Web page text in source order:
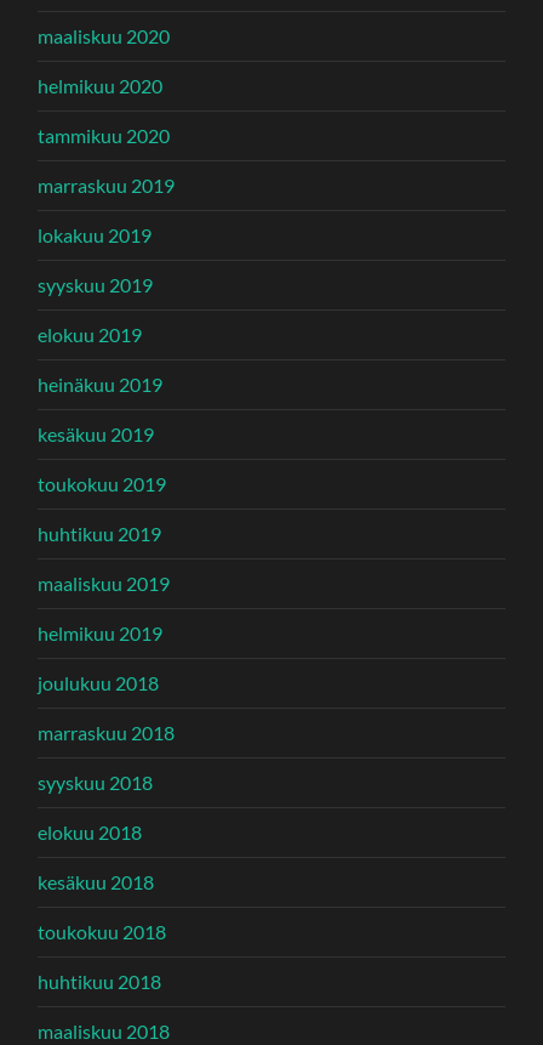
maaliskuu 2020
helmikuu 2020
tammikuu 2020
marraskuu 2019
lokakuu 2019
syyskuu 2019
elokuu 2019
heinäkuu 2019
kesäkuu 2019
toukokuu 2019
huhtikuu 2019
maaliskuu 2019
helmikuu 2019
joulukuu 2018
marraskuu 2018
syyskuu 2018
elokuu 2018
kesäkuu 2018
toukokuu 2018
huhtikuu 2018
maaliskuu 2018